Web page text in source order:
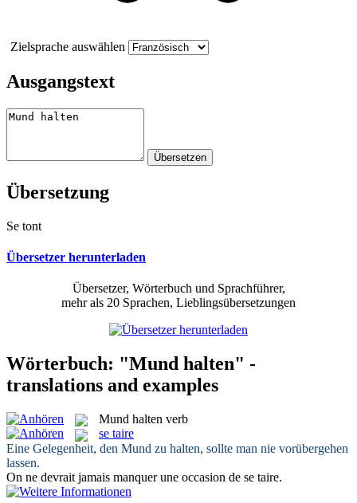
Zielsprache auswählen
Ausgangstext
Übersetzung
Se tont
Übersetzer herunterladen
Übersetzer, Wörterbuch und Sprachführer,
mehr als 20 Sprachen, Lieblingsübersetzungen
Wörterbuch: "Mund halten" -
translations and examples
Mund halten verb
se taire
Eine Gelegenheit, den Mund zu halten, sollte man nie vorübergehen
lassen.
On ne devrait jamais manquer une occasion de se taire.